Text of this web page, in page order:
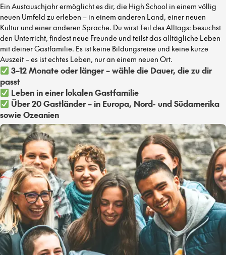
Ein Austauschjahr ermöglicht es dir, die High School in einem völlig
neuen Umfeld zu erleben – in einem anderen Land, einer neuen
Kultur und einer anderen Sprache. Du wirst Teil des Alltags: besuchst
den Unterricht, findest neue Freunde und teilst das alltägliche Leben
mit deiner Gastfamilie. Es ist keine Bildungsreise und keine kurze
Auszeit – es ist echtes Leben, nur an einem neuen Ort.
3–12 Monate oder länger – wähle die Dauer, die zu dir
passt
Leben in einer lokalen Gastfamilie
Über 20 Gastländer – in Europa, Nord- und Südamerika
sowie Ozeanien